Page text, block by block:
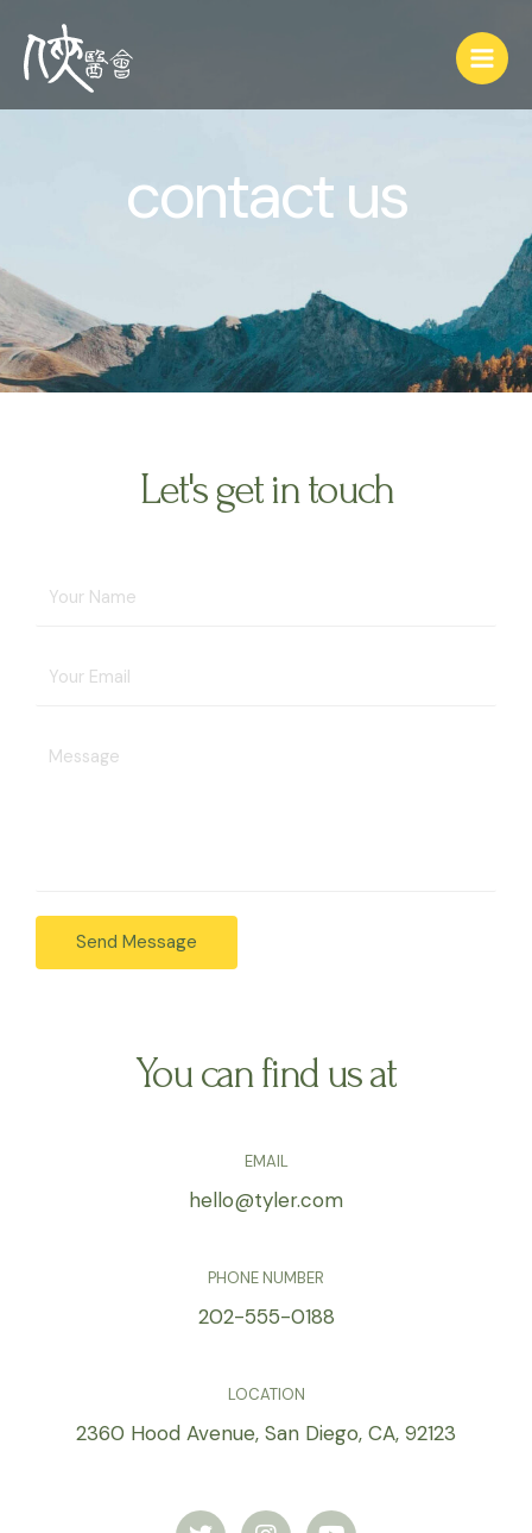
contact us
You can find us at
EMAIL
hello@tyler.com
PHONE NUMBER
202-555-0188
LOCATION
2360 Hood Avenue, San Diego, CA, 92123
Let's get in touch
Send Message